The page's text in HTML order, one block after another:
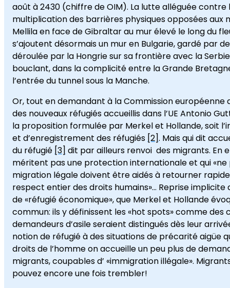
août à 2430 (chiffre de OIM). La lutte alléguée contre
multiplication des barrières physiques opposées aux
Mellila en face de Gibraltar au mur élevé le long du
s’ajoutent désormais un mur en Bulgarie, gardé par
déroulée par la Hongrie sur sa frontière avec la
bouclant, dans la complicité entre la Grande
l’entrée du tunnel sous la Manche.
Or, tout en demandant à la Commission européenne
des nouveaux réfugiés accueillis dans l’UE Antonio
la proposition formulée par Merkel et Hollande, soit
et d’enregistrement des réfugiés [2]. Mais qui dit
du réfugié [3] dit par ailleurs renvoi des migrants. En
méritent pas une protection internationale et qui
migration légale doivent être aidés à retourner
respect entier des droits humains»… Reprise
de «réfugié économique», que Merkel et Hollande
commun: ils y définissent les «hot spots» comme
demandeurs d’asile seraient distingués dès leur
notion de réfugié à des situations de précarité aigüe
droits de l’homme on accueille un peu plus de
migrants, coupables d’ «immigration illégale».
pouvez encore une fois trembler!